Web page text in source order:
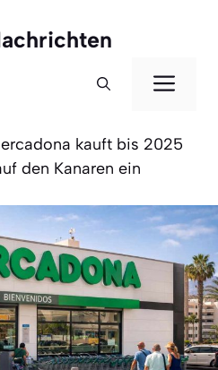
kauft bis 2025
den Kanaren ein